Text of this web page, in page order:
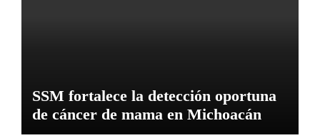
SSM fortalece la detección oportuna
de cáncer de mama en Michoacán